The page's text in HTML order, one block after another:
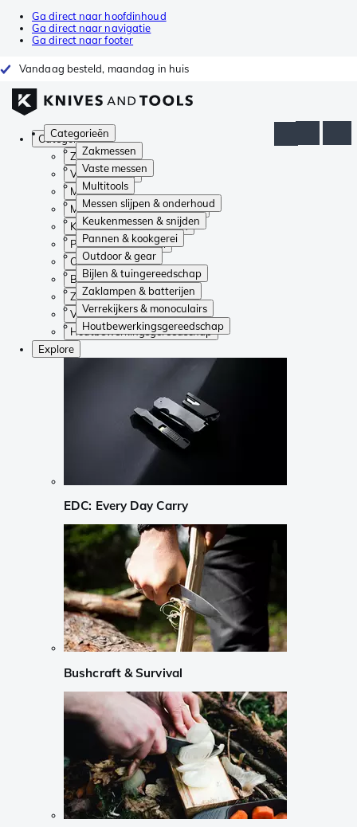
Ga direct naar hoofdinhoud
Ga direct naar navigatie
Ga direct naar footer
Vandaag besteld, maandag in huis
Categorieën
Zakmessen
Vaste messen
Multitools
Messen slijpen & onderhoud
Keukenmessen & snijden
Pannen & kookgerei
Outdoor & gear
Bijlen & tuingereedschap
Zaklampen & batterijen
Verrekijkers & monoculairs
Houtbewerkingsgereedschap
Categorieën
Zakmessen
Vaste messen
Multitools
Messen slijpen & onderhoud
Keukenmessen & snijden
Pannen & kookgerei
Outdoor & gear
Bijlen & tuingereedschap
Zaklampen & batterijen
Verrekijkers & monoculairs
Houtbewerkingsgereedschap
Explore
EDC: Every Day Carry
Bushcraft & Survival